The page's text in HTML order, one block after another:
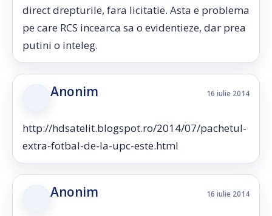
direct drepturile, fara licitatie. Asta e problema
pe care RCS incearca sa o evidentieze, dar prea
putini o inteleg.
Anonim 16 iulie 2014
http://hdsatelit.blogspot.ro/2014/07/pachetul-
extra-fotbal-de-la-upc-este.html
Anonim 16 iulie 2014